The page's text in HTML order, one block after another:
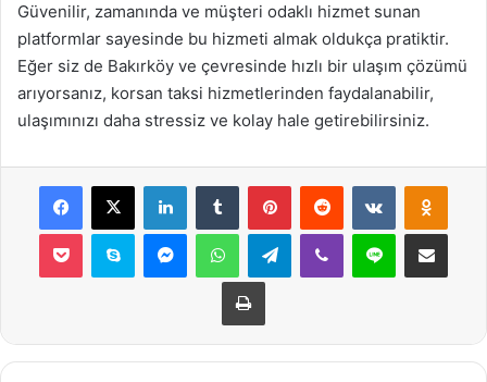
Güvenilir, zamanında ve müşteri odaklı hizmet sunan
platformlar sayesinde bu hizmeti almak oldukça pratiktir.
Eğer siz de Bakırköy ve çevresinde hızlı bir ulaşım çözümü
arıyorsanız, korsan taksi hizmetlerinden faydalanabilir,
ulaşımınızı daha stressiz ve kolay hale getirebilirsiniz.
Facebook
X LinkedInTumblr PinterestReddit VKontakte
Pocket Skype MessengerWhatsAppTelegramViber Line E-Posta ile
Yazdır